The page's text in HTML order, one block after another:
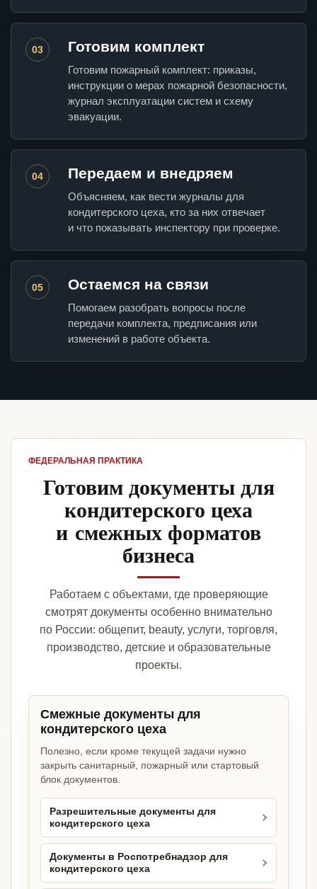
03 Готовим комплект
Готовим пожарный комплект: приказы,
инструкции о мерах пожарной безопасности,
журнал эксплуатации систем и схему
эвакуации.
04 Передаем и внедряем
Объясняем, как вести журналы для
кондитерского цеха, кто за них отвечает
и что показывать инспектору при проверке.
05 Остаемся на связи
Помогаем разобрать вопросы после
передачи комплекта, предписания или
изменений в работе объекта.
ФЕДЕРАЛЬНАЯ ПРАКТИКА
Готовим документы для
кондитерского цеха
и смежных форматов
бизнеса
Работаем с объектами, где проверяющие
смотрят документы особенно внимательно
по России: общепит, beauty, услуги, торговля,
производство, детские и образовательные
проекты.
Смежные документы для
кондитерского цеха
Полезно, если кроме текущей задачи нужно
закрыть санитарный, пожарный или стартовый
блок документов.
Разрешительные документы для
кондитерского цеха
Документы в Роспотребнадзор для
кондитерского цеха